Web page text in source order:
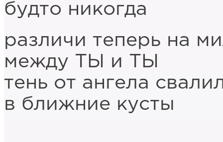
будто никогда
различи теперь на
между ТЫ и ТЫ
тень от ангела
в ближние кусты